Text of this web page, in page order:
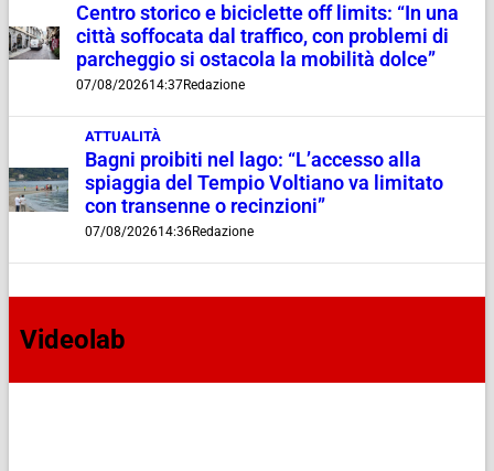
Centro storico e biciclette off limits: “In una
città soffocata dal traffico, con problemi di
parcheggio si ostacola la mobilità dolce”
07/08/202614:37Redazione
ATTUALITÀ
Bagni proibiti nel lago: “L’accesso alla
spiaggia del Tempio Voltiano va limitato
con transenne o recinzioni”
07/08/202614:36Redazione
Videolab